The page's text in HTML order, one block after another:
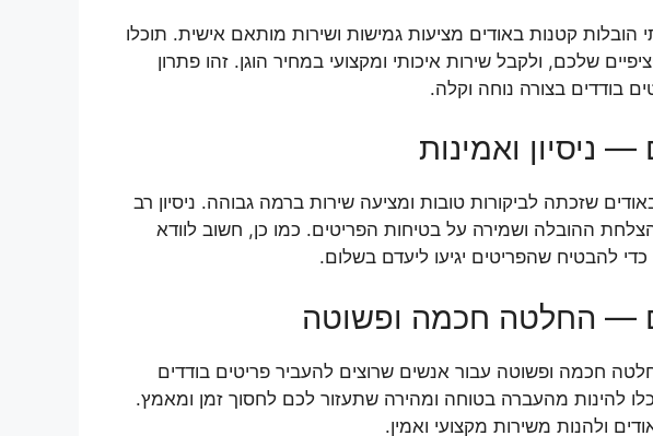
קטנות באודים מציעות גמישות ושירות מותאם אישית. תוכלו
שלכם, ולקבל שירות איכותי ומקצועי במחיר הוגן. זהו פתרון
בודדים בצורה נוחה וקלה.
ניסיון ואמינות
שזכתה לביקורות טובות ומציעה שירות ברמה גבוהה. ניסיון רב
ההובלה ושמירה על בטיחות הפריטים. כמו כן, חשוב לוודא
להבטיח שהפריטים יגיעו ליעדם בשלום.
— החלטה חכמה ופשוטה
חכמה ופשוטה עבור אנשים שרוצים להעביר פריטים בודדים
להינות מהעברה בטוחה ומהירה שתעזור לכם לחסוך זמן ומאמץ.
ולהנות משירות מקצועי ואמין.